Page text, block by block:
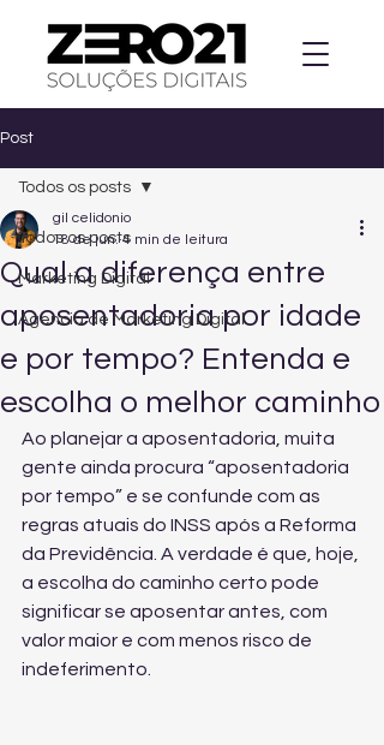
Post
Todos os posts
Marketing Digital
Agencia de Marketing Digital
Todos os posts
Qual a diferença entre
aposentadoria por idade
e por tempo? Entenda e
escolha o melhor caminho
gil celidonio
18 de jun. 4 min de leitura
Ao planejar a aposentadoria, muita
gente ainda procura “aposentadoria
por tempo” e se confunde com as
regras atuais do INSS após a Reforma
da Previdência. A verdade é que, hoje,
a escolha do caminho certo pode
significar se aposentar antes, com
valor maior e com menos risco de
indeferimento.